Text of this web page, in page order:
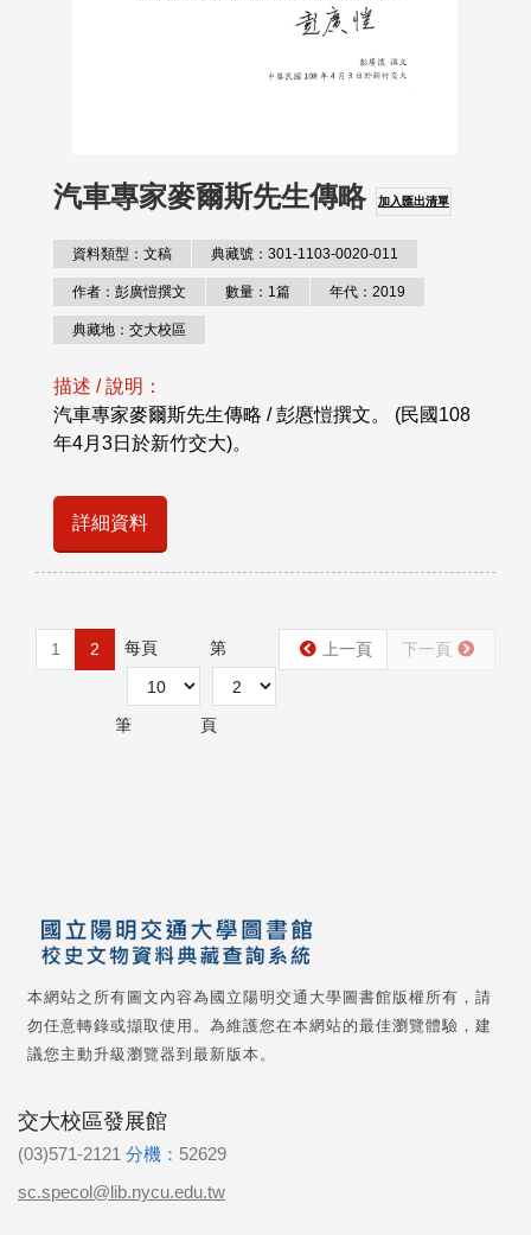
汽車專家麥爾斯先生傳略 加入匯出清單
資料類型：文稿 典藏號：301-1103-0020-011
作者：彭廣愷撰文 數量：1篇 年代：2019
典藏地：交大校區
描述 / 說明：
汽車專家麥爾斯先生傳略 / 彭懬愷撰文。 (民國108
年4月3日於新竹交大)。
詳細資料
1 2 每頁
筆
第
頁
上一頁 下一頁
本網站之所有圖文內容為國立陽明交通大學圖書館版權所有，請
勿任意轉錄或擷取使用。為維護您在本網站的最佳瀏覽體驗，建
議您主動升級瀏覽器到最新版本。
交大校區發展館
(03)571-2121 分機： 52629
sc.specol@lib.nycu.edu.tw